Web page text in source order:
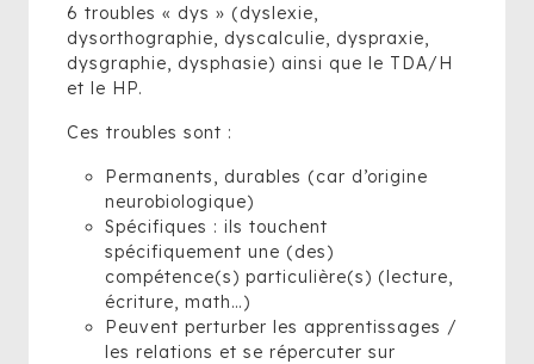
6 troubles « dys » (dyslexie,
dysorthographie, dyscalculie, dyspraxie,
dysgraphie, dysphasie) ainsi que le TDA/H
et le HP.
Ces troubles sont :
Permanents, durables (car d’origine
neurobiologique)
Spécifiques : ils touchent
spécifiquement une (des)
compétence(s) particulière(s) (lecture,
écriture, math…)
Peuvent perturber les apprentissages /
les relations et se répercuter sur